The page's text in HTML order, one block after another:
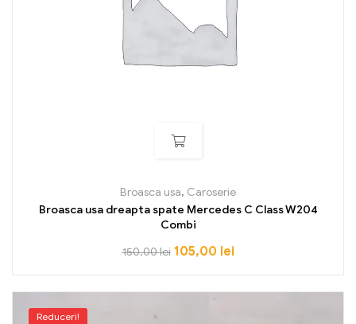
Broasca usa, Caroserie
Broasca usa dreapta spate Mercedes C Class W204
Combi
150,00lei 105,00 lei
Reduceri!